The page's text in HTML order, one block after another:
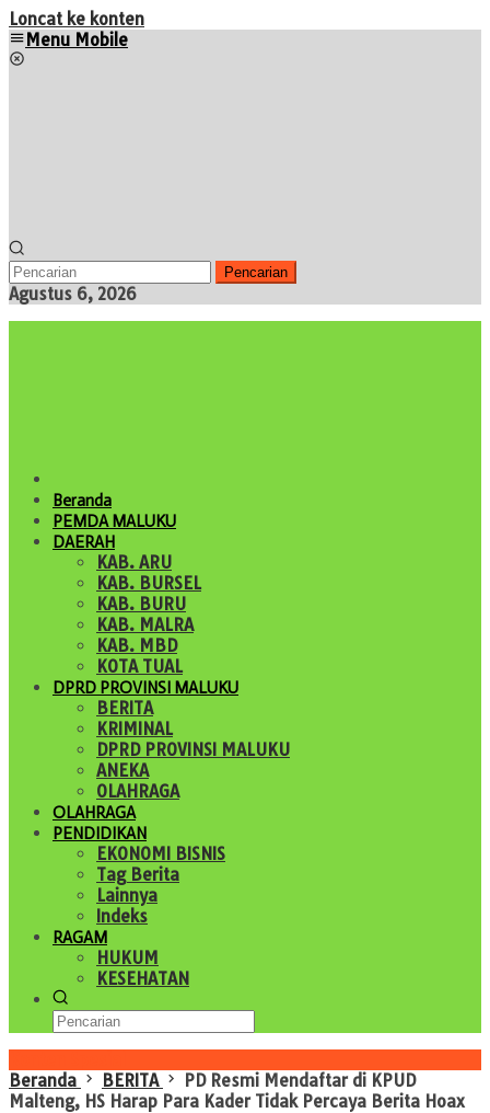
Loncat ke konten
Menu Mobile
Pencarian
Agustus 6, 2026
Beranda
PEMDA MALUKU
DAERAH
KAB. ARU
KAB. BURSEL
KAB. BURU
KAB. MALRA
KAB. MBD
KOTA TUAL
DPRD PROVINSI MALUKU
BERITA
KRIMINAL
DPRD PROVINSI MALUKU
ANEKA
OLAHRAGA
OLAHRAGA
PENDIDIKAN
EKONOMI BISNIS
Tag Berita
Lainnya
Indeks
RAGAM
HUKUM
KESEHATAN
Beranda
BERITA
PD Resmi Mendaftar di KPUD
Malteng, HS Harap Para Kader Tidak Percaya Berita Hoax